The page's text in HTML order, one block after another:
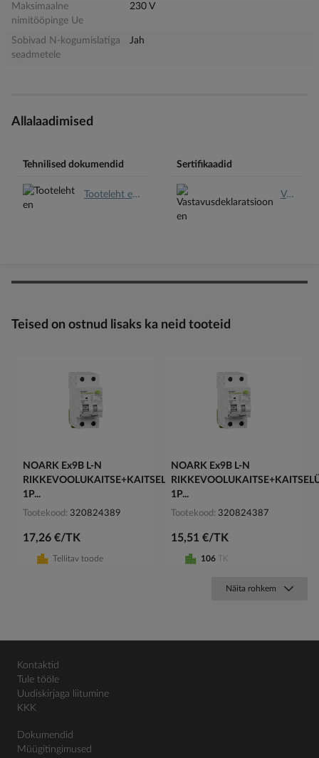
Maksimaalne
nimitööpinge Ue
230 V
Sobivad N-kogumislatiga
seadmetele
Jah
Allalaadimised
Tehnilised dokumendid
Tooteleht en.pdf
Sertifikaadid
Vastavusdeklaratsioon en.pdf
Teised on ostnud lisaks ka neid tooteid
NOARK Ex9B L-N
RIKKEVOOLUKAITSE+KAITSELÜLITI
1P...
Tootekood 320824389
17,26 €/TK
Tellitav toode
NOARK Ex9B L-N
1P...
Tootekood 320824387
15,51 €/TK
106 TK
Näita rohkem
Kontaktid
Tule tööle
Uudiskirjaga liitumine
KKK
Dokumendid
Müügitingimused